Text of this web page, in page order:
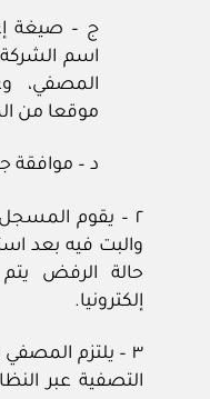
ج – صيغة
اسم
المصفي،
موقعا من
د – موافقة
٢ – يقوم
والبت فيه بعد
حالة الرفض
إلكترونيا.
٣ – يلتزم